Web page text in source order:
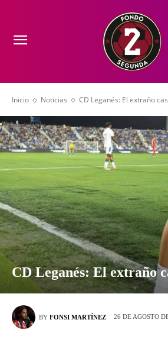
Inicio Noticias CD Leganés: El extraño
CD Leganés: El extraño
BY FONSI MARTÍNEZ 26 DE AGOSTO